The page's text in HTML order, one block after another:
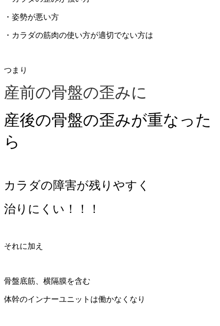
・姿勢が悪い方
・カラダの筋肉の使い方が適切でない方は
つまり
産前の骨盤の歪みに
産後の骨盤の歪みが重なった
ら
カラダの障害が残りやすく
治りにくい！！！
それに加え
骨盤底筋、横隔膜を含む
体幹のインナーユニットは働かなくなり